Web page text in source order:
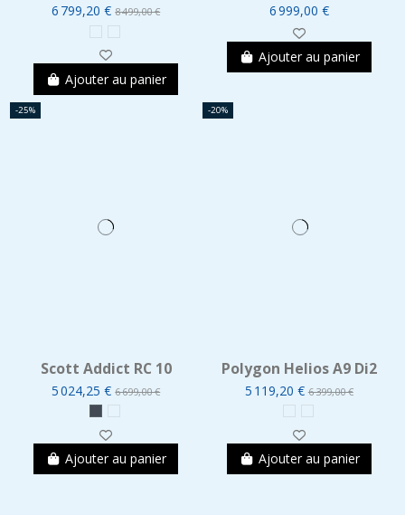
6 799,20 €8 499,00 €
Ajouter au panier
6 999,00 €
Ajouter au panier
-25%
Scott Addict RC 10
5 024,25 €6 699,00 €
Ajouter au panier
-20%
Polygon Helios A9 Di2
5 119,20 €6 399,00 €
Ajouter au panier